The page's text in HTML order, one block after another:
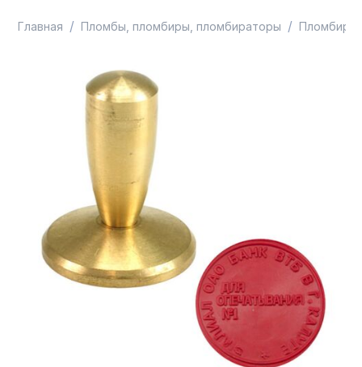
Главная / Пломбы, пломбиры, пломбираторы / Пломбир